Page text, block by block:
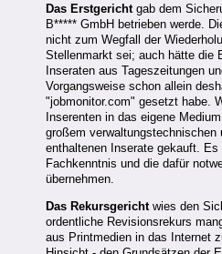
Das Erstgericht gab dem
B***** GmbH betrieben werde.
nicht zum Wegfall der
Stellenmarkt sei; auch hätte die
Inseraten aus Tageszeitungen
Vorgangsweise schon allein
"jobmonitor.com" gesetzt habe.
Inserenten in das eigene
großem verwaltungstechnischen
enthaltenen Inserate gekauft.
Fachkenntnis und die dafür
übernehmen.
Das Rekursgerichtwies den
ordentliche Revisionsrekurs
aus Printmedien in das Internet